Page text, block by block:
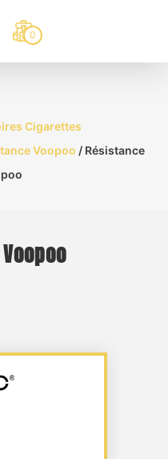
0
Cigarettes
Voopoo / Résistance